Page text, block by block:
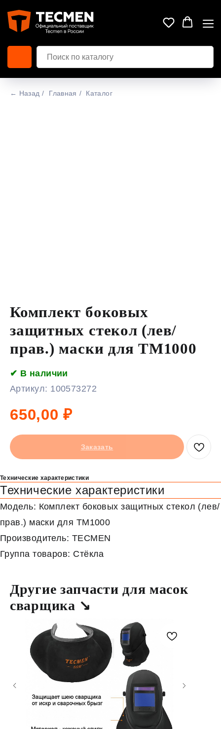
← Назад / Главная / Каталог
Комплект боковых
защитных стекол (лев/
прав.) маски для TM1000
✔ В наличии
Артикул: 100573272
650,00 ₽
Заказать
Технические характеристики
Технические характеристики
Модель: Комплект боковых защитных стекол (лев/
прав.) маски для TM1000
Производитель: TECMEN
Группа товаров: Стёкла
Другие запчасти для масок
сварщика ↘